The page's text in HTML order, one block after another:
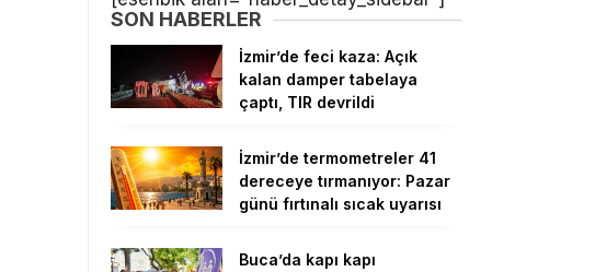
SON HABERLER
İzmir’de feci kaza: Açık
kalan damper tabelaya
çaptı, TIR devrildi
İzmir’de termometreler 41
dereceye tırmanıyor: Pazar
günü fırtınalı sıcak uyarısı
Buca’da kapı kapı